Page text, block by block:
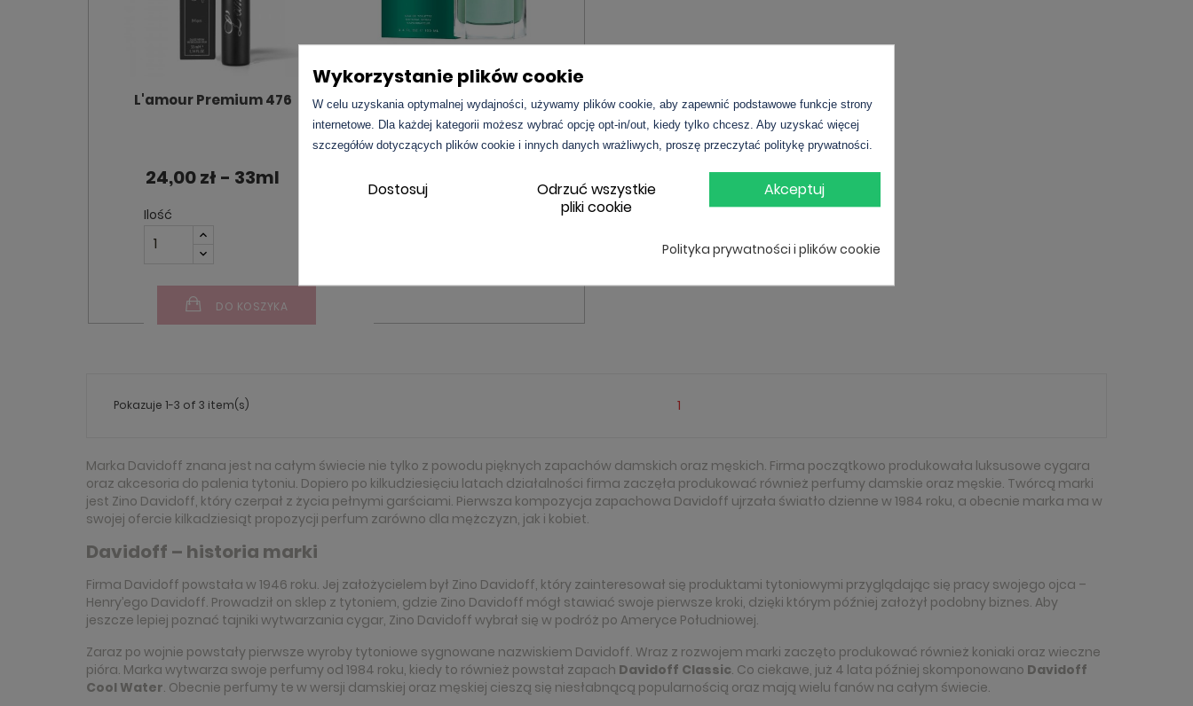
L'amour Premium 476 Davidoff - Run Wild For Him
24,00 zł - 33ml
Ilość
DO KOSZYKA
Pokazuje 1-3 of 3 item(s) 1
Marka Davidoff znana jest na całym świecie nie tylko z powodu pięknych zapachów damskich oraz męskich. Firma początkowo produkowała luksusowe cygara
oraz akcesoria do palenia tytoniu. Dopiero po kilkudziesięciu latach działalności firma zaczęła produkować również perfumy damskie oraz męskie. Twórcą marki
jest Zino Davidoff, który czerpał z życia pełnymi garściami. Pierwsza kompozycja zapachowa Davidoff ujrzała światło dzienne w 1984 roku, a obecnie marka ma w
swojej ofercie kilkadziesiąt propozycji perfum zarówno dla mężczyzn, jak i kobiet.
Davidoff – historia marki
Firma Davidoff powstała w 1946 roku. Jej założycielem był Zino Davidoff, który zainteresował się produktami tytoniowymi przyglądając się pracy swojego ojca –
Henry’ego Davidoff. Prowadził on sklep z tytoniem, gdzie Zino Davidoff mógł stawiać swoje pierwsze kroki, dzięki którym później założył podobny biznes. Aby
jeszcze lepiej poznać tajniki wytwarzania cygar, Zino Davidoff wybrał się w podróż po Ameryce Południowej.
Zaraz po wojnie powstały pierwsze wyroby tytoniowe sygnowane nazwiskiem Davidoff. Wraz z rozwojem marki zaczęto produkować również koniaki oraz wieczne
pióra. Marka wytwarza swoje perfumy od 1984 roku, kiedy to również powstał zapach Davidoff Classic. Co ciekawe, już 4 lata później skomponowano Davidoff
Cool Water. Obecnie perfumy te w wersji damskiej oraz męskiej cieszą się niesłabnącą popularnością oraz mają wielu fanów na całym świecie.
Wykorzystanie plików cookie
W celu uzyskania optymalnej wydajności, używamy plików cookie, aby zapewnić podstawowe funkcje strony
internetowe. Dla każdej kategorii możesz wybrać opcję opt-in/out, kiedy tylko chcesz. Aby uzyskać więcej
szczegółów dotyczących plików cookie i innych danych wrażliwych, proszę przeczytać politykę prywatności.
Akceptuj
Odrzuć wszystkie
pliki cookie
Dostosuj
Polityka prywatności i plików cookie